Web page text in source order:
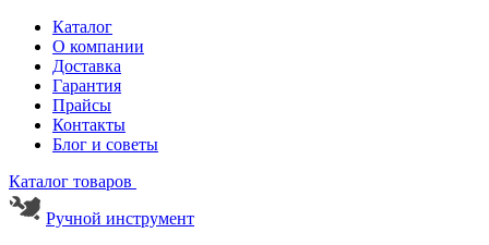
Каталог
О компании
Доставка
Гарантия
Прайсы
Контакты
Блог и советы
Каталог товаров
Ручной инструмент